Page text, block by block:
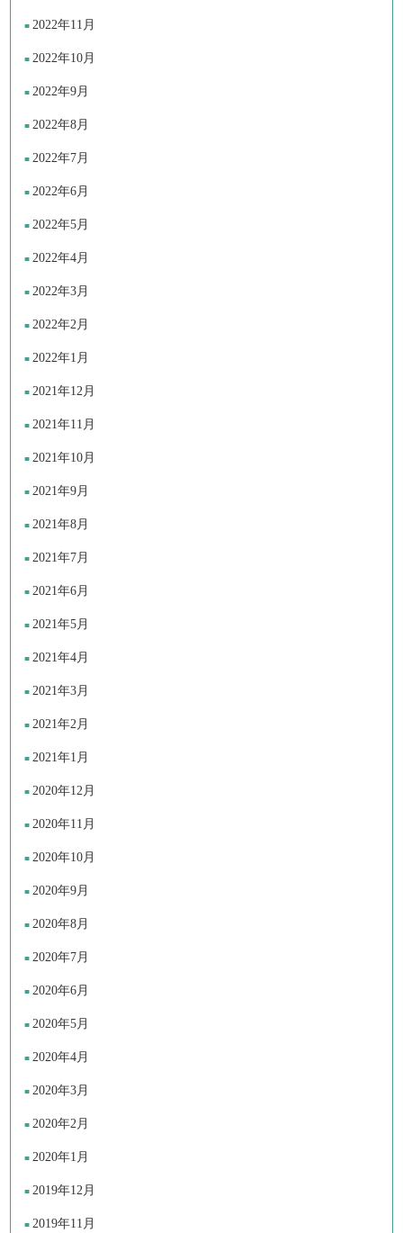
2022年11月
2022年10月
2022年9月
2022年8月
2022年7月
2022年6月
2022年5月
2022年4月
2022年3月
2022年2月
2022年1月
2021年12月
2021年11月
2021年10月
2021年9月
2021年8月
2021年7月
2021年6月
2021年5月
2021年4月
2021年3月
2021年2月
2021年1月
2020年12月
2020年11月
2020年10月
2020年9月
2020年8月
2020年7月
2020年6月
2020年5月
2020年4月
2020年3月
2020年2月
2020年1月
2019年12月
2019年11月